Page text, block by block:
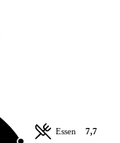
Essen 7,7